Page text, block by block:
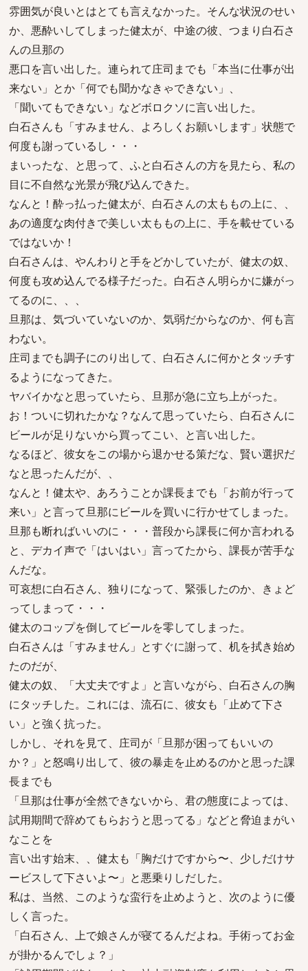
雰囲気が良いとはとても言えなかった。そんな状況のせい
か、悪酔いしてしまった健太が、中途の彼、つまり白石さ
んの旦那の
悪口を言い出した。連られて庄司までも「本当に仕事が出
来ない」とか「何でも聞かなきゃできない」、
「聞いてもできない」などボロクソに言い出した。
白石さんも「すみません、よろしくお願いします」状態で
何度も謝っているし・・・
まいったな、と思って、ふと白石さんの方を見たら、私の
目に不自然な光景が飛び込んできた。
なんと！酔っ払った健太が、白石さんの太ももの上に、、
あの適度な肉付きで美しい太ももの上に、手を載せている
ではないか！
白石さんは、やんわりと手をどかしていたが、健太の奴、
何度も攻め込んでる様子だった。白石さん明らかに嫌がっ
てるのに、、、
旦那は、気づいていないのか、気弱だからなのか、何も言
わない。
庄司までも調子にのり出して、白石さんに何かとタッチす
るようになってきた。
ヤバイかなと思っていたら、旦那が急に立ち上がった。
お！ついに切れたかな？なんて思っていたら、白石さんに
ビールが足りないから買ってこい、と言い出した。
なるほど、彼女をこの場から退かせる策だな、賢い選択だ
なと思ったんだが、、
なんと！健太や、あろうことか課長までも「お前が行って
来い」と言って旦那にビールを買いに行かせてしまった。
旦那も断ればいいのに・・・普段から課長に何か言われる
と、デカイ声で「はいはい」言ってたから、課長が苦手な
んだな。
可哀想に白石さん、独りになって、緊張したのか、きょど
ってしまって・・・
健太のコップを倒してビールを零してしまった。
白石さんは「すみません」とすぐに謝って、机を拭き始め
たのだが、
健太の奴、「大丈夫ですよ」と言いながら、白石さんの胸
にタッチした。これには、流石に、彼女も「止めて下さ
い」と強く抗った。
しかし、それを見て、庄司が「旦那が困ってもいいの
か？」と怒鳴り出して、彼の暴走を止めるのかと思った課
長までも
「旦那は仕事が全然できないから、君の態度によっては、
試用期間で辞めてもらおうと思ってる」などと脅迫まがい
なことを
言い出す始末、、健太も「胸だけですから〜、少しだけサ
ービスして下さいよ〜」と悪乗りしだした。
私は、当然、このような蛮行を止めようと、次のように優
しく言った。
「白石さん、上で娘さんが寝てるんだよね。手術ってお金
が掛かるんでしょ？」